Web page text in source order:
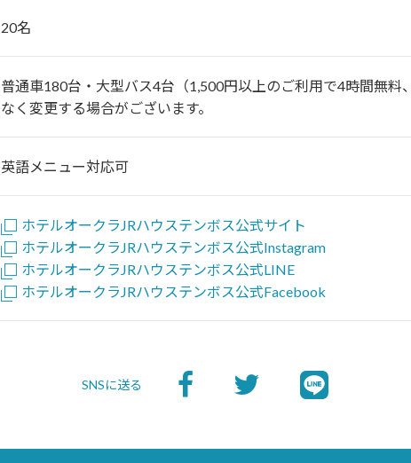
20名
普通車180台・大型バス4台（1,500円以上のご利用で4時間無
なく変更する場合がございます。
英語メニュー対応可
ホテルオークラJRハウステンボス公式サイト
ホテルオークラJRハウステンボス公式Instagram
ホテルオークラJRハウステンボス公式LINE
ホテルオークラJRハウステンボス公式Facebook
SNSに送る